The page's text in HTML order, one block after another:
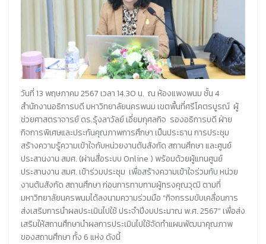
วันที่ 13 พฤษภาคม 2567 เวลา 14.30 น. ณ ห้องแพงพนม ชั้น 4
สำนักงานอธิการบดี มหาวิทยาลัยนครพนม เขตพื้นที่ศรีโคตรบูรณ์ ผู้
ช่วยศาสตราจารย์ ดร.รุ้งลาวัลย์ เอี่ยมกุศลกิจ รองอธิการบดี ฝ่าย
กิจการพิเศษและประกันคุณภาพการศึกษา เป็นประธาน การประชุม
สร้างความรู้ความเข้าใจกับหน่วยงานต้นสังกัด สถานศึกษา และศูนย์
ประสานงาน สมศ. (ผ่านสื่อระบบ Online ) พร้อมด้วยผู้แทนศูนย์
ประสานงาน สมศ. เข้าร่วมประชุม เพื่อสร้างความเข้าใจร่วมกับ หน่วย
งานต้นสังกัด สถานศึกษา ก่อนการทาบทามผู้ทรงคุณวุฒิ ตามที่
มหาวิทยาลัยนครพนมได้ลงนามความร่วมมือ “กิจกรรมขับเคลื่อนการ
ส่งเสริมการนำผลประเมินไปใช้ ประจำปีงบประมาณ พ.ศ. 2567” เพื่อส่ง
เสริมให้สถานศึกษานำผลการประเมินไปใช้จัดทำแผนพัฒนาคุณภาพ
ของสถานศึกษา ทั้ง 6 แห่ง ดังนี้